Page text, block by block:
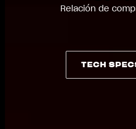
Relación de
TECH